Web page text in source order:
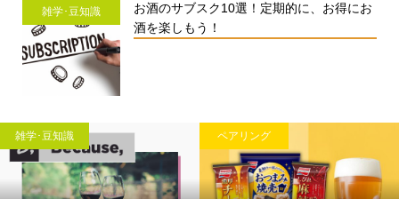
雑学･豆知識
お酒のサブスク10選！定期的に、お得にお
酒を楽しもう！
雑学･豆知識 ペアリング